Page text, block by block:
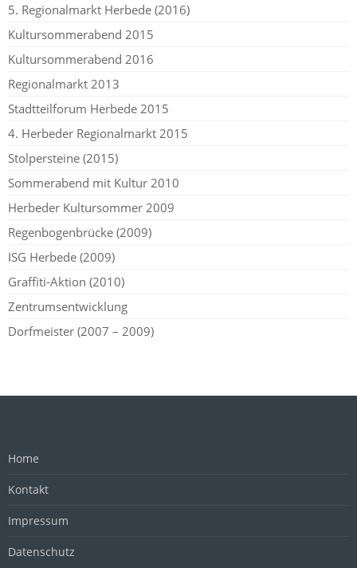
5. Regionalmarkt Herbede (2016)
Kultursommerabend 2015
Kultursommerabend 2016
Regionalmarkt 2013
Stadtteilforum Herbede 2015
4. Herbeder Regionalmarkt 2015
Stolpersteine (2015)
Sommerabend mit Kultur 2010
Herbeder Kultursommer 2009
Regenbogenbrücke (2009)
ISG Herbede (2009)
Graffiti-Aktion (2010)
Zentrumsentwicklung
Dorfmeister (2007 – 2009)
Home
Kontakt
Impressum
Datenschutz